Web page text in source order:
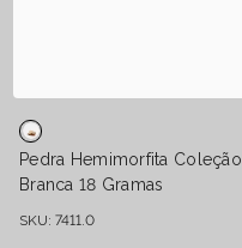
Pedra Hemimorfita Coleção
Branca 18 Gramas
SKU: 7411.0